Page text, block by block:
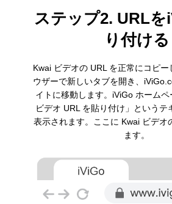
ステップ2. URLを
り付ける
Kwai ビデオの URL を正常にコピー
ウザーで新しいタブを開き、
イトに移動します。iViGo ホーム
ビデオ URL を貼り付け」というテ
表示されます。ここに Kwai ビデオ
ます。